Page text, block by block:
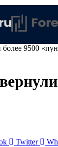
более 9500
Twitter